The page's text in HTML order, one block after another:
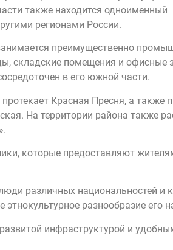
также находится одноименный
регионами России.
преимущественно
складские помещения и офисные
в его южной части.
Красная Пресня, а также
На территории района также
которые предоставляют
различных национальностей и
разнообразие его
инфраструктурой и